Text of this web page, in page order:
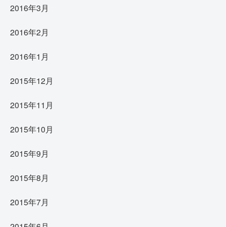
2016年3月
2016年2月
2016年1月
2015年12月
2015年11月
2015年10月
2015年9月
2015年8月
2015年7月